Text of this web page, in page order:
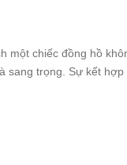
chiếc đồng hồ
trọng. Sự kết